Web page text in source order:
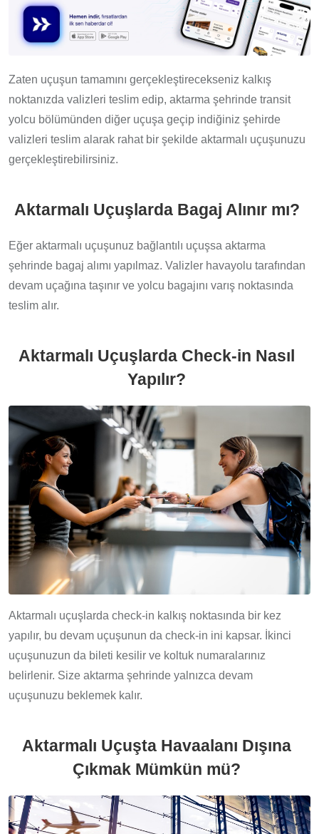
Zaten uçuşun tamamını gerçekleştirecekseniz kalkış
noktanızda valizleri teslim edip, aktarma şehrinde transit
yolcu bölümünden diğer uçuşa geçip indiğiniz şehirde
valizleri teslim alarak rahat bir şekilde aktarmalı uçuşunuzu
gerçekleştirebilirsiniz.
Aktarmalı Uçuşlarda Bagaj Alınır mı?
Eğer aktarmalı uçuşunuz bağlantılı uçuşsa aktarma
şehrinde bagaj alımı yapılmaz. Valizler havayolu tarafından
devam uçağına taşınır ve yolcu bagajını varış noktasında
teslim alır.
Aktarmalı Uçuşlarda Check-in Nasıl
Yapılır?
Aktarmalı uçuşlarda check-in kalkış noktasında bir kez
yapılır, bu devam uçuşunun da check-in ini kapsar. İkinci
uçuşunuzun da bileti kesilir ve koltuk numaralarınız
belirlenir. Size aktarma şehrinde yalnızca devam
uçuşunuzu beklemek kalır.
Aktarmalı Uçuşta Havaalanı Dışına
Çıkmak Mümkün mü?